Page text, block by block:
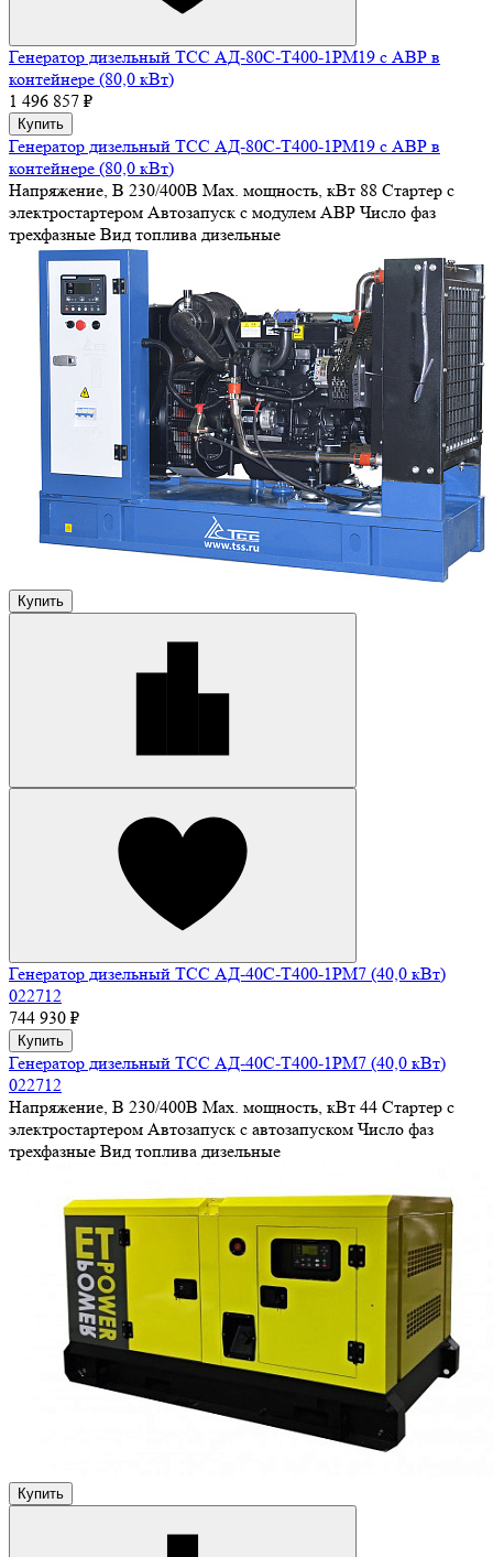
Генератор дизельный ТСС АД-80С-Т400-1РМ19 с АВР в
контейнере (80,0 кВт)
1 496 857 ₽
Купить
Генератор дизельный ТСС АД-80С-Т400-1РМ19 с АВР в
контейнере (80,0 кВт)
Напряжение, В 230/400В Max. мощность, кВт 88 Стартер с
электростартером Автозапуск с модулем АВР Число фаз
трехфазные Вид топлива дизельные
Купить
Генератор дизельный ТСС АД-40С-Т400-1РМ7 (40,0 кВт)
022712
744 930 ₽
Купить
Генератор дизельный ТСС АД-40С-Т400-1РМ7 (40,0 кВт)
022712
Напряжение, В 230/400В Max. мощность, кВт 44 Стартер с
электростартером Автозапуск с автозапуском Число фаз
трехфазные Вид топлива дизельные
Купить